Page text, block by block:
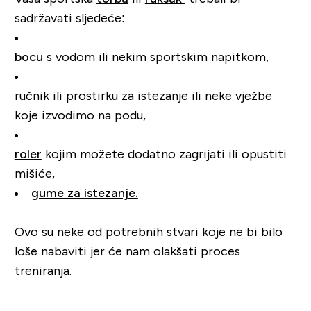
sadržavati sljedeće:
bocu s vodom ili nekim sportskim napitkom,
ručnik ili prostirku za istezanje ili neke vježbe
koje izvodimo na podu,
roler kojim možete dodatno zagrijati ili opustiti
mišiće,
gume za istezanje.
Ovo su neke od potrebnih stvari koje ne bi bilo
loše nabaviti jer će nam olakšati proces
treniranja.